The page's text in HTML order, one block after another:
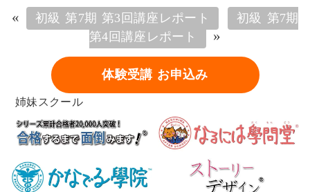
« 初級 第7期 第3回講座レポート
初級 第7期
第4回講座レポート
»
体験受講 お申込み
姉妹スクール